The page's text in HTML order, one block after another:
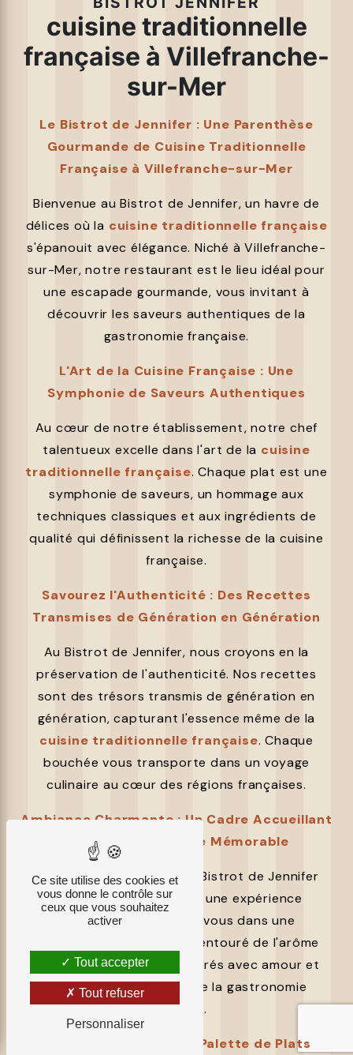
cuisine traditionnelle
française à Villefranche-
sur-Mer
Le Bistrot de Jennifer : Une Parenthèse
Gourmande de Cuisine Traditionnelle
Française à Villefranche-sur-Mer
Bienvenue au Bistrot de Jennifer, un havre de
délices où la cuisine traditionnelle française
s'épanouit avec élégance. Niché à Villefranche-
sur-Mer, notre restaurant est le lieu idéal pour
une escapade gourmande, vous invitant à
découvrir les saveurs authentiques de la
gastronomie française.
L'Art de la Cuisine Française : Une
Symphonie de Saveurs Authentiques
Au cœur de notre établissement, notre chef
talentueux excelle dans l'art de la cuisine
traditionnelle française. Chaque plat est une
symphonie de saveurs, un hommage aux
techniques classiques et aux ingrédients de
qualité qui définissent la richesse de la cuisine
française.
Savourez l'Authenticité : Des Recettes
Transmises de Génération en Génération
Au Bistrot de Jennifer, nous croyons en la
préservation de l'authenticité. Nos recettes
sont des trésors transmis de génération en
génération, capturant l'essence même de la
cuisine traditionnelle française. Chaque
bouchée vous transporte dans un voyage
culinaire au cœur des régions françaises.
Ambiance Charmante : Un Cadre Accueillant
pour une Expérience Mémorable
L'ambiance charmante du Bistrot de Jennifer
crée le cadre idéal pour une expérience
mémorable. Détendez-vous dans une
atmosphère chaleureuse, entouré de l'arôme
envoûtant des plats préparés avec amour et
dévouement pour l'art de la gastronomie
française.
Menu Gourmand : Une Palette de Plats
Ce site utilise des cookies et
vous donne le contrôle sur
ceux que vous souhaitez
activer
Tout accepter
Tout refuser
Personnaliser